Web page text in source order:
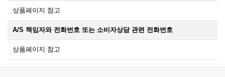
상품페이지 참고
A/S 책임자와 전화번호 또는 소비자상담 관련 전화번호
상품페이지 참고